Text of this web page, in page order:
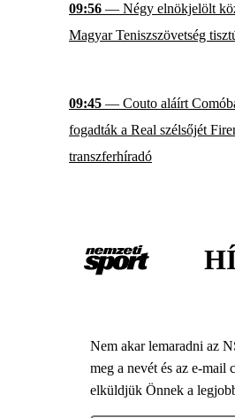
09:56 — Négy elnökjelölt
Magyar Teniszszövetség
09:45 — Couto aláírt
fogadták a Real szélsőjét
transzferhíradó
Nem akar lemaradni az
meg a nevét és az e-mail
elküldjük Önnek a